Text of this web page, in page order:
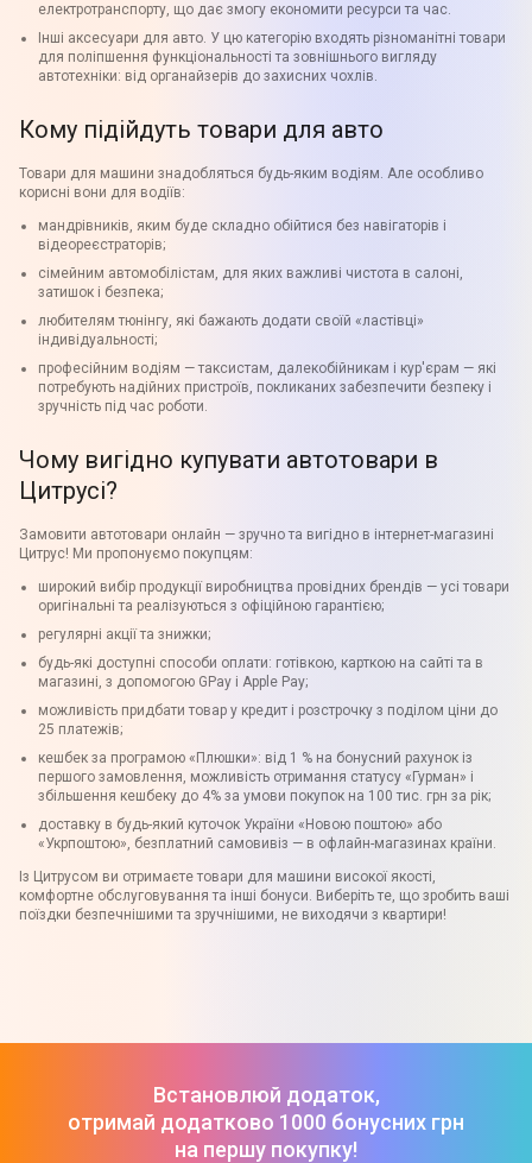
електротранспорту, що дає змогу економити ресурси та час.
Інші аксесуари для авто. У цю категорію входять різноманітні товари
для поліпшення функціональності та зовнішнього вигляду
автотехніки: від органайзерів до захисних чохлів.
Кому підійдуть товари для авто
Товари для машини знадобляться будь-яким водіям. Але особливо
корисні вони для водіїв:
мандрівників, яким буде складно обійтися без навігаторів і
відеореєстраторів;
сімейним автомобілістам, для яких важливі чистота в салоні,
затишок і безпека;
любителям тюнінгу, які бажають додати своїй «ластівці»
індивідуальності;
професійним водіям — таксистам, далекобійникам і кур'єрам — які
потребують надійних пристроїв, покликаних забезпечити безпеку і
зручність під час роботи.
Чому вигідно купувати автотовари в
Цитрусі?
Замовити автотовари онлайн — зручно та вигідно в інтернет-магазині
Цитрус! Ми пропонуємо покупцям:
широкий вибір продукції виробництва провідних брендів — усі товари
оригінальні та реалізуються з офіційною гарантією;
регулярні акції та знижки;
будь-які доступні способи оплати: готівкою, карткою на сайті та в
магазині, з допомогою GPay і Apple Pay;
можливість придбати товар у кредит і розстрочку з поділом ціни до
25 платежів;
кешбек за програмою «Плюшки»: від 1 % на бонусний рахунок із
першого замовлення, можливість отримання статусу «Гурман» і
збільшення кешбеку до 4% за умови покупок на 100 тис. грн за рік;
доставку в будь-який куточок України «Новою поштою» або
«Укрпоштою», безплатний самовивіз — в офлайн-магазинах країни.
Із Цитрусом ви отримаєте товари для машини високої якості,
комфортне обслуговування та інші бонуси. Виберіть те, що зробить ваші
поїздки безпечнішими та зручнішими, не виходячи з квартири!
Встановлюй додаток,
отримай додатково 1000 бонусних грн
на першу покупку!